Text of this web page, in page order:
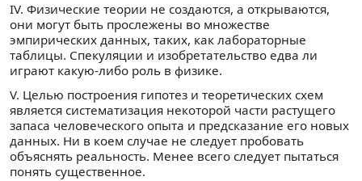
IV. Физические теории не создаются, а открываются,
они могут быть прослежены во множестве
эмпирических данных, таких, как лабораторные
таблицы. Спекуляции и изобретательство едва ли
играют какую-либо роль в физике.
V. Целью построения гипотез и теоретических схем
является систематизация некоторой части растущего
запаса человеческого опыта и предсказание его новых
данных. Ни в коем случае не следует пробовать
объяснять реальность. Менее всего следует пытаться
понять существенное.